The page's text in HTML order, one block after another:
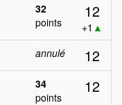
32
points
12
+1 ▲
annulé 12
34
points
12